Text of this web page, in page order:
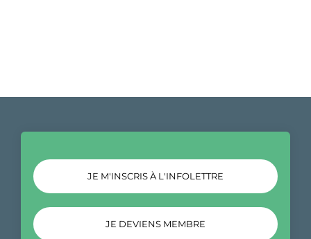
JE M'INSCRIS À L'INFOLETTRE
JE DEVIENS MEMBRE